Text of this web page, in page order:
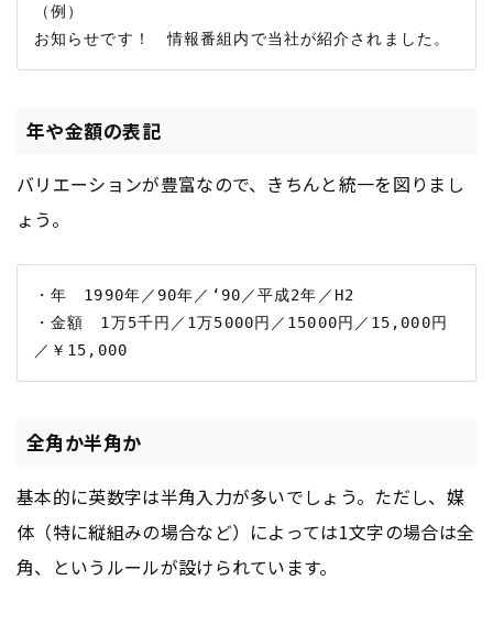
（例）
年や金額の表記
バリエーションが豊富なので、きちんと統一を図りまし
ょう。
・年　1990年／90年／‘90／平成2年／H2
・金額　1万5千円／1万5000円／15000円／15,000円
全角か半角か
基本的に英数字は半角入力が多いでしょう。ただし、媒
体（特に縦組みの場合など）によっては1文字の場合は全
角、というルールが設けられています。